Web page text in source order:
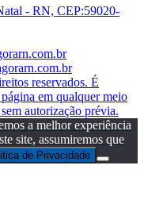
- RN, CEP:59020-
reservados. É
em qualquer meio
autorização prévia.
a melhor experiência
site, assumiremos que
de Privacidade